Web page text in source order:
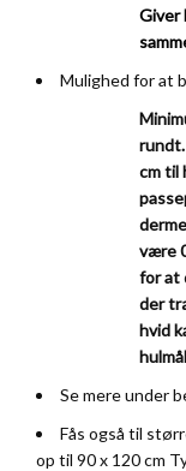
Giver
Mulighed for at
cm til
være
for at
der
hvid
Se mere under
Fås også til
op til 90 x 120 cm